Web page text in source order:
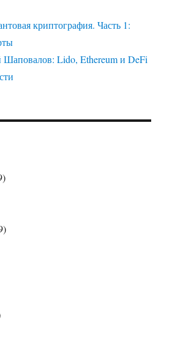
криптография. Часть 1:
Lido, Ethereum и DeFi